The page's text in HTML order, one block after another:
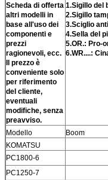
Scheda di offerta
altri modelli in
base all'uso dei
componenti e
prezzi
ragionevoli, ecc.
Il prezzo è
conveniente solo
per riferimento
del cliente,
eventuali
modifiche, senza
preavviso.
1.Sigillo del
2.Sigillo
3.Sciglio
4.Sella del
5.OR.: Pro-
6.WR....:
Modello Boom
KOMATSU
PC1800-6
PC1250-7